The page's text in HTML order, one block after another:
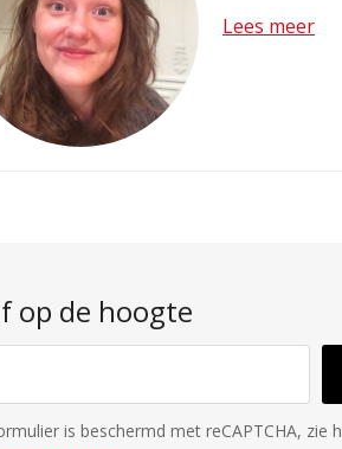
Lees meer
op de hoogte
is beschermd met reCAPTCHA, zie